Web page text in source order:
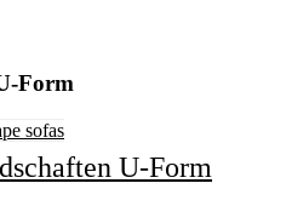
Form
U-Form